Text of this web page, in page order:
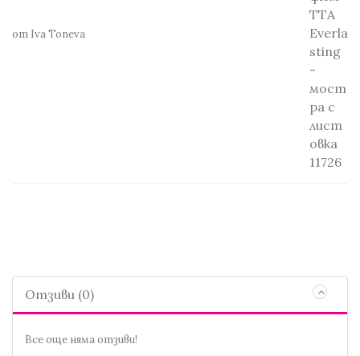
от Iva Toneva
Отзиви (0)
Все още няма отзиви!